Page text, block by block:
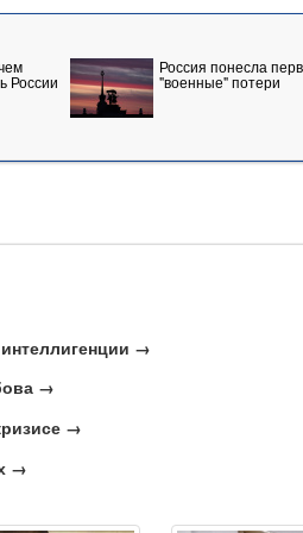
России
Россия понесла
"военные" потери
→
→
→
→